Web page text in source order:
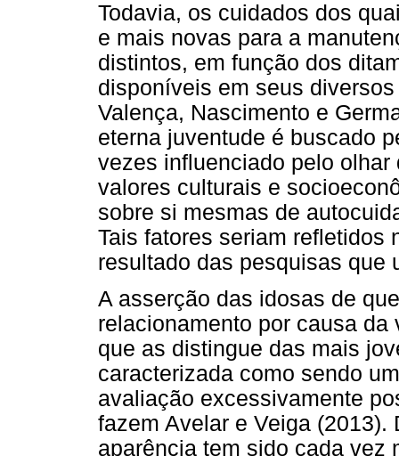
Todavia, os cuidados dos
e mais novas para a
distintos, em função dos
disponíveis em seus
Valença, Nascimento e
eterna juventude é buscado
vezes influenciado pelo
valores culturais e
sobre si mesmas de
Tais fatores seriam refletidos
resultado das pesquisas que
A asserção das idosas de
relacionamento por causa
que as distingue das mais
caracterizada como sendo
avaliação excessivamente
fazem Avelar e Veiga
aparência tem sido cada vez